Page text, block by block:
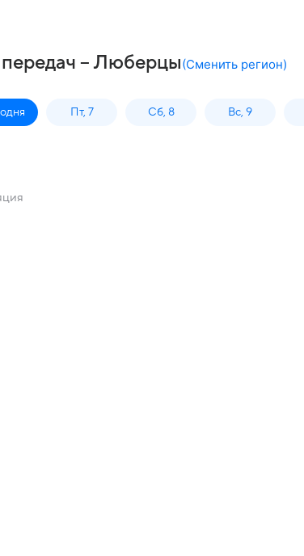
передач – Люберцы(Сменить регион)
Пт, 7 Сб, 8 Вс, 9